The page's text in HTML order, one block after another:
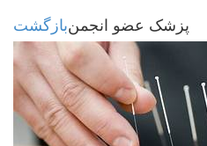
پزشک عضو انجمنبازگشت